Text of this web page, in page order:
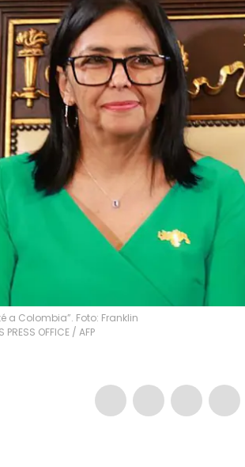
a Colombia”. Foto: Franklin
OFFICE / AFP